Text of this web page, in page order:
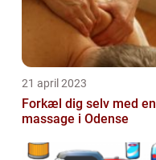
21 april 2023
Forkæl dig selv med en
massage i Odense